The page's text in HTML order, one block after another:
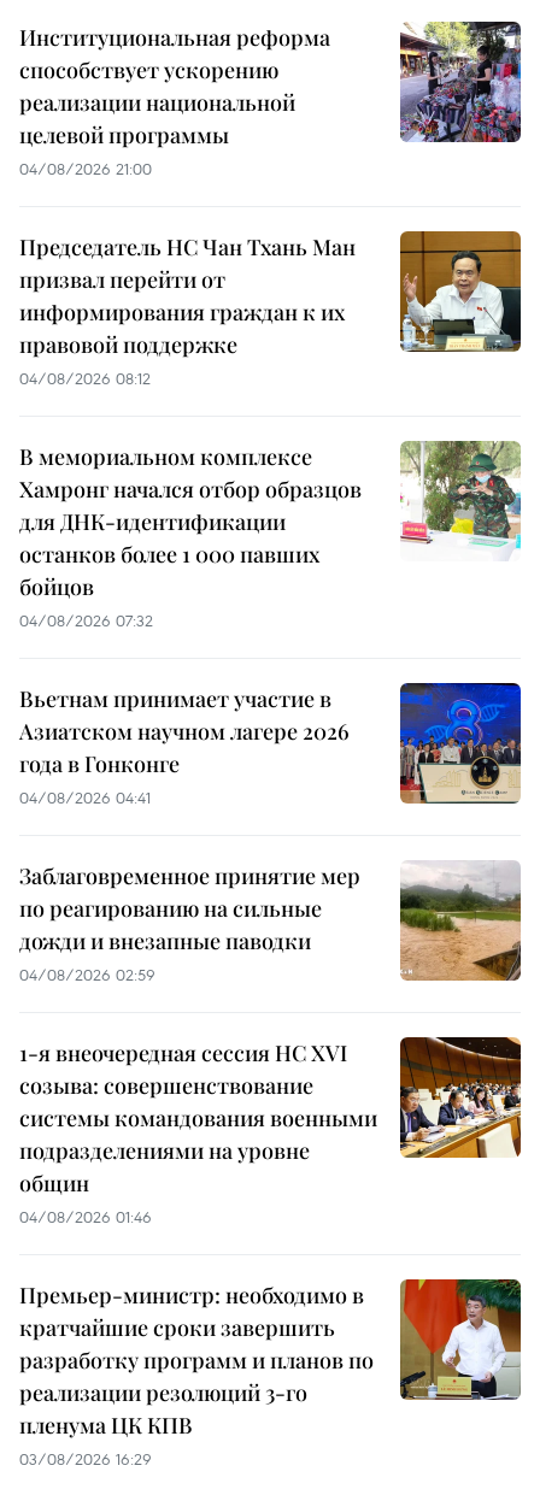
Институциональная реформа
способствует ускорению
реализации национальной
целевой программы
04/08/2026 21:00
Председатель НС Чан Тхань Ман
призвал перейти от
информирования граждан к их
правовой поддержке
04/08/2026 08:12
В мемориальном комплексе
Хамронг начался отбор образцов
для ДНК-идентификации
останков более 1 000 павших
бойцов
04/08/2026 07:32
Вьетнам принимает участие в
Азиатском научном лагере 2026
года в Гонконге
04/08/2026 04:41
Заблаговременное принятие мер
по реагированию на сильные
дожди и внезапные паводки
04/08/2026 02:59
1-я внеочередная сессия НС XVI
созыва: совершенствование
системы командования военными
подразделениями на уровне
общин
04/08/2026 01:46
Премьер-министр: необходимо в
кратчайшие сроки завершить
разработку программ и планов по
реализации резолюций 3-го
пленума ЦК КПВ
03/08/2026 16:29